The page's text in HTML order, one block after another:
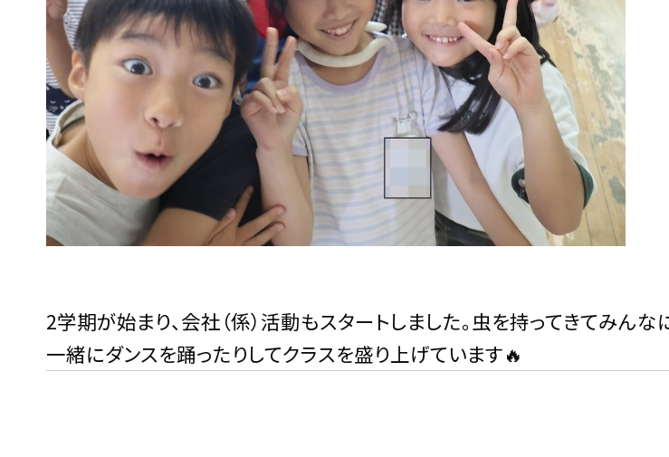
2学期が始まり、会社（係）活動もスタートしました。虫を持ってきてみんな
一緒にダンスを踊ったりしてクラスを盛り上げています🔥